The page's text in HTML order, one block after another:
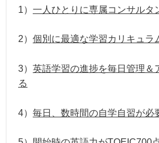
1） 一人ひとりに専属コンサルタ
2） 個別に最適な学習カリキュラ
3） 英語学習の進捗を毎日管理＆
る
4） 毎日、数時間の自学自習が必